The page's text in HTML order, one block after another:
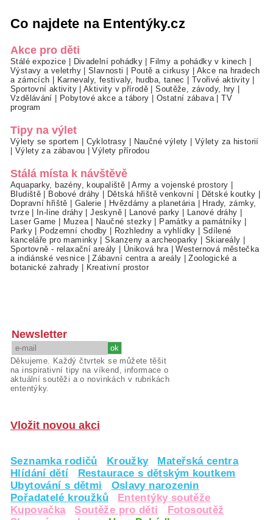
Co najdete na Ententýky.cz
Akce pro děti
Stálé expozice Divadelní pohádky Filmy a pohádky v kinech
Výstavy a veletrhy|Slavnosti Poutě a cirkusy
Akce na hradech
a zámcích
Karnevaly, festivaly, hudba, tanec Tvořivé aktivity
Sportovní aktivity|Aktivity v přírodě |Soutěže, závody, hry
Vzdělávání
Pobytové akce a tábory Ostatní zábava|TV
program
Tipy na výlet
Výlety se sportem Cyklotrasy Naučné výlety
Výlety za historií
Výlety za zábavou |Výlety přírodou
Stálá místa k návštěvě
Aquaparky, bazény, koupaliště |Army a vojenské prostory
Bludiště
Bobové dráhy Dětská hřiště venkovní Dětské koutky
Dopravní hřiště
Galerie Hvězdárny a planetária|
Hrady, zámky,
tvrze| In-line dráhy |Jeskyně| Lanové parky Lanové dráhy
Laser Game
Muzea| Naučné stezky Památky a památníky
Parky| Podzemní chodby Rozhledny a vyhlídky
Sdílené
kanceláře pro maminky |Skanzeny a archeoparky Skiareály
Sportovně - relaxační areály
Úniková hra|Westernová městečka
a indiánské vesnice |Zábavní centra a areály |Zoologické a
botanické zahrady
Kreativní prostor
Newsletter
Děkujeme. Každý čtvrtek se můžete těšit
na inspirativní tipy na víkend, informace o
aktuální soutěži a o novinkách v rubrikách
ententýky.
Vložit novou akci
Seznamka rodičů Kroužky
Mateřská centra
Hlídání dětí
Restaurace s dětským koutkem
Ubytování s dětmi
Oslavy narozenin
Pořadatelé kroužků
Ententýky soutěže
Kupovačka
Soutěže pro děti
Fotosoutěž